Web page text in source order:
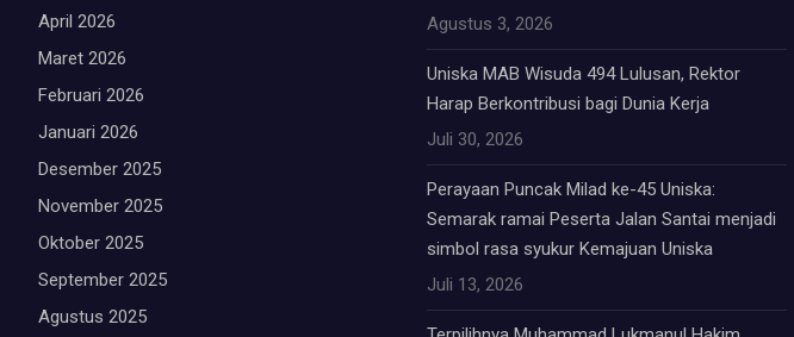
April 2026
Maret 2026
Februari 2026
Januari 2026
Desember 2025
November 2025
Oktober 2025
September 2025
Agustus 2025
Agustus 3, 2026
Uniska MAB Wisuda 494 Lulusan, Rektor
Harap Berkontribusi bagi Dunia Kerja
Juli 30, 2026
Perayaan Puncak Milad ke-45 Uniska:
Semarak ramai Peserta Jalan Santai menjadi
simbol rasa syukur Kemajuan Uniska
Juli 13, 2026